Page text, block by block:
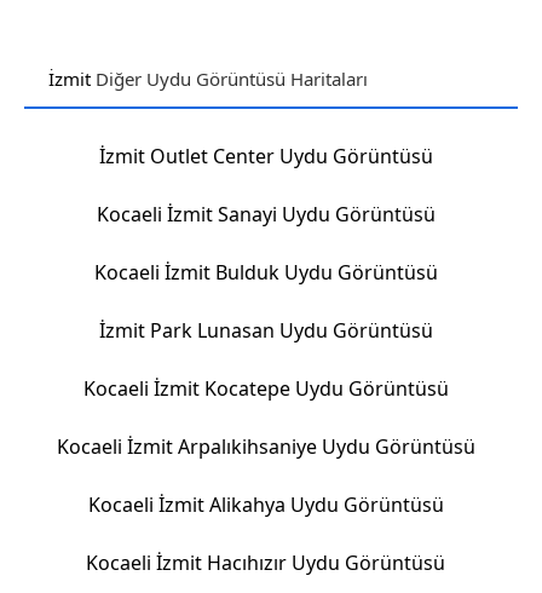
İzmit Diğer Uydu Görüntüsü Haritaları
İzmit Outlet Center Uydu Görüntüsü
Kocaeli İzmit Sanayi Uydu Görüntüsü
Kocaeli İzmit Bulduk Uydu Görüntüsü
İzmit Park Lunasan Uydu Görüntüsü
Kocaeli İzmit Kocatepe Uydu Görüntüsü
Kocaeli İzmit Arpalıkihsaniye Uydu Görüntüsü
Kocaeli İzmit Alikahya Uydu Görüntüsü
Kocaeli İzmit Hacıhızır Uydu Görüntüsü